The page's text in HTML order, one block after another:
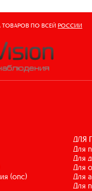
ТОВАРОВ ПО ВСЕЙ РОССИИ
(опс)
ДЛЯ
для
для
для
для
для